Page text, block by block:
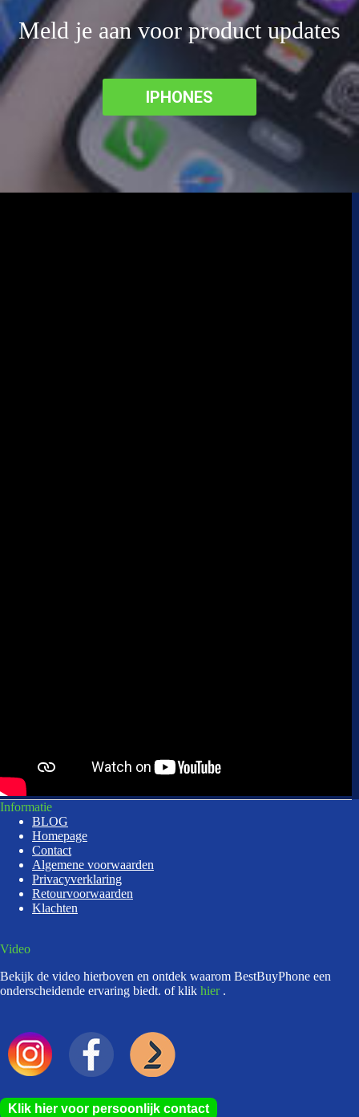
Meld je aan voor product updates
IPHONES
Informatie
BLOG
Homepage
Contact
Algemene voorwaarden
Privacyverklaring
Retourvoorwaarden
Klachten
Video
Bekijk de video hierboven en ontdek waarom BestBuyPhone een
onderscheidende ervaring biedt. of klik hier .
Klik hier voor persoonlijk contact